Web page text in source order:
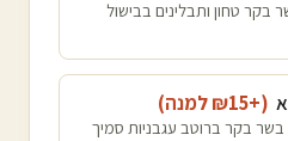
טחון ותבלינים בבישול
(+₪
15 למנה)
בקר ברוטב עגבניות סמיך